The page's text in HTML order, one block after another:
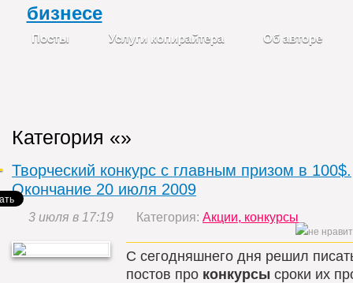
Категория «»
Творческий конкурс с главным призом в 100$.
Окончание 20 июля 2009
3 июля в 17:19 Категория: Акции, конкурсы
С сегодняшнего дня решил
постов про конкурсы сроки их
бизнесе
Посты Услуги копирайтера Об авторе